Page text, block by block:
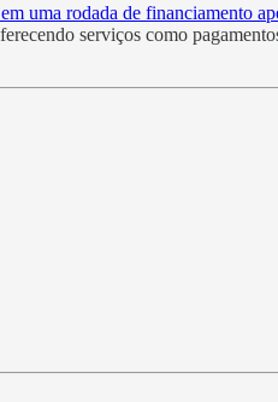
uma rodada de financiamento
serviços como